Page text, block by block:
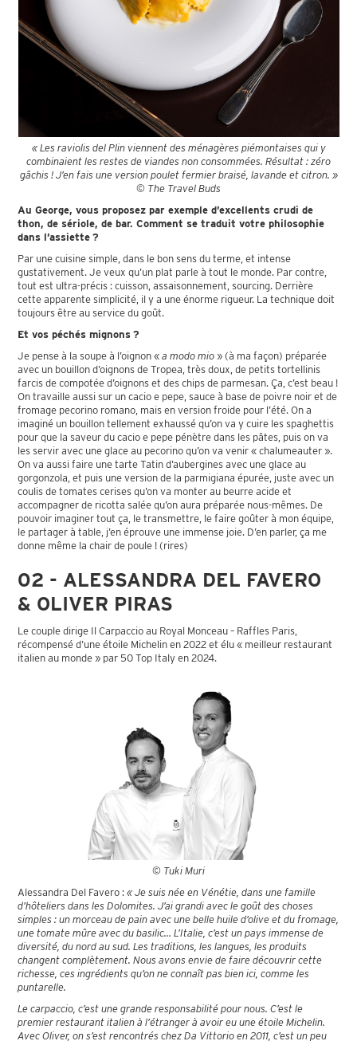
« Les raviolis del Plin viennent des ménagères piémontaises qui y
combinaient les restes de viandes non consommées. Résultat : zéro
gâchis ! J’en fais une version poulet fermier braisé, lavande et citron. »
© The Travel Buds
Au George, vous proposez par exemple d’excellents crudi de
thon, de sériole, de bar. Comment se traduit votre philosophie
dans l’assiette ?
Par une cuisine simple, dans le bon sens du terme, et intense
gustativement. Je veux qu’un plat parle à tout le monde. Par contre,
tout est ultra-précis : cuisson, assaisonnement, sourcing. Derrière
cette apparente simplicité, il y a une énorme rigueur. La technique doit
toujours être au service du goût.
Et vos péchés mignons ?
Je pense à la soupe à l’oignon «a modo mio » (à ma façon) préparée
avec un bouillon d’oignons de Tropea, très doux, de petits tortellinis
farcis de compotée d’oignons et des chips de parmesan. Ça, c’est beau !
On travaille aussi sur un cacio e pepe, sauce à base de poivre noir et de
fromage pecorino romano, mais en version froide pour l’été. On a
imaginé un bouillon tellement exhaussé qu’on va y cuire les spaghettis
pour que la saveur du cacio e pepe pénètre dans les pâtes, puis on va
les servir avec une glace au pecorino qu’on va venir « chalumeauter ».
On va aussi faire une tarte Tatin d’aubergines avec une glace au
gorgonzola, et puis une version de la parmigiana épurée, juste avec un
coulis de tomates cerises qu’on va monter au beurre acide et
accompagner de ricotta salée qu’on aura préparée nous-mêmes. De
pouvoir imaginer tout ça, le transmettre, le faire goûter à mon équipe,
le partager à table, j’en éprouve une immense joie. D’en parler, ça me
donne même la chair de poule ! (rires)
02 - ALESSANDRA DEL FAVERO
& OLIVER PIRAS
Le couple dirige Il Carpaccio au Royal Monceau – Raffles Paris,
récompensé d’une étoile Michelin en 2022 et élu « meilleur restaurant
italien au monde » par 50 Top Italy en 2024.
© Tuki Muri
Alessandra Del Favero : « Je suis née en Vénétie, dans une famille
d’hôteliers dans les Dolomites. J’ai grandi avec le goût des choses
simples : un morceau de pain avec une belle huile d’olive et du fromage,
une tomate mûre avec du basilic… L’Italie, c’est un pays immense de
diversité, du nord au sud. Les traditions, les langues, les produits
changent complètement. Nous avons envie de faire découvrir cette
richesse, ces ingrédients qu’on ne connaît pas bien ici, comme les
puntarelle.
Le carpaccio, c’est une grande responsabilité pour nous. C’est le
premier restaurant italien à l’étranger à avoir eu une étoile Michelin.
Avec Oliver, on s’est rencontrés chez Da Vittorio en 2011, c’est un peu